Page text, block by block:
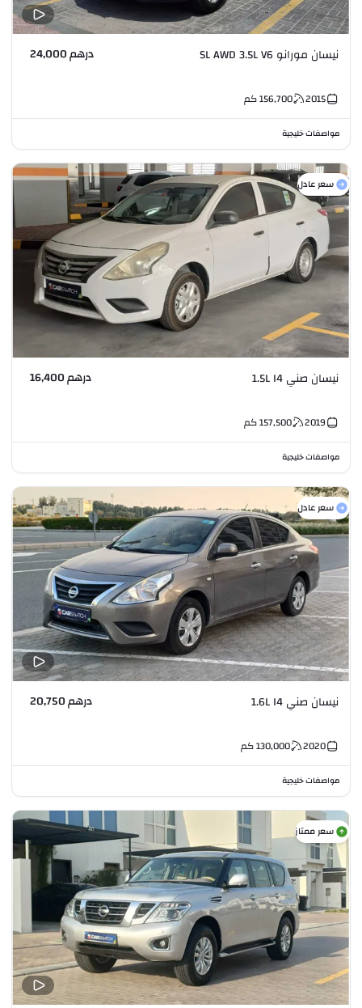
نيسان مورانو SL AWD 3.5L V6 درهم 24,000
2015
156,700كم
مواصفات خليجية
سعر عادل
نيسان صني 1.5L I4 درهم 16,400
2019
157,500كم
مواصفات خليجية
سعر عادل
نيسان صني 1.6L I4 درهم 20,750
2020
130,000كم
مواصفات خليجية
سعر ممتاز